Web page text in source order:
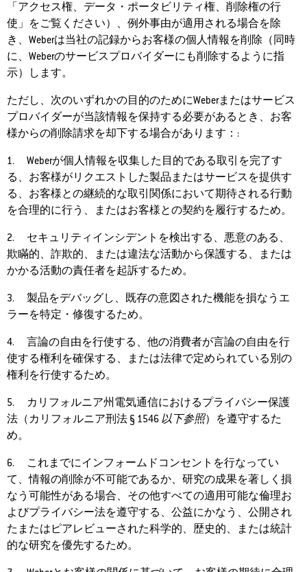
「アクセス権、データ・ポータビリティ権、削除権の行
使」をご覧ください）、例外事由が適用される場合を除
き、Weberは当社の記録からお客様の個人情報を削除（同時
に、Weberのサービスプロバイダーにも削除するように指
示）します。
ただし、次のいずれかの目的のためにWeberまたはサービス
プロバイダーが当該情報を保持する必要があるとき、お客
様からの削除請求を却下する場合があります：:
1. Weberが個人情報を収集した目的である取引を完了す
る、お客様がリクエストした製品またはサービスを提供す
る、お客様との継続的な取引関係において期待される行動
を合理的に行う、またはお客様との契約を履行するため。
2. セキュリティインシデントを検出する、悪意のある、
欺瞞的、詐欺的、または違法な活動から保護する、または
かかる活動の責任者を起訴するため。
3. 製品をデバッグし、既存の意図された機能を損なうエ
ラーを特定・修復するため。
4. 言論の自由を行使する、他の消費者が言論の自由を行
使する権利を確保する、または法律で定められている別の
権利を行使するため。
5. カリフォルニア州電気通信におけるプライバシー保護
法（カリフォルニア刑法 § 1546 以下参照）を遵守するた
め。
6. これまでにインフォームドコンセントを行なってい
て、情報の削除が不可能であるか、研究の成果を著しく損
なう可能性がある場合、その他すべての適用可能な倫理お
よびプライバシー法を遵守する、公益にかなう、公開され
たまたはピアレビューされた科学的、歴史的、または統計
的な研究を優先するため。